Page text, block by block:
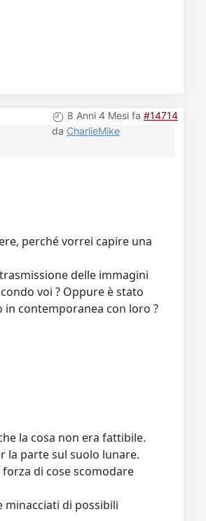
8 Anni 4 Mesi fa #14714
da CharlieMike
perché vorrei capire una
delle immagini
voi ? Oppure è stato
contemporanea con loro ?
la cosa non era fattibile.
la parte sul suolo lunare.
di cose scomodare
di possibili